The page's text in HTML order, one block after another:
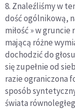
8. Znaleźliśmy w
dość ogólnikową,
miłość » w
mającą różne
dochodzić do
się zupełnie od
razie ograniczona
sposób
świata